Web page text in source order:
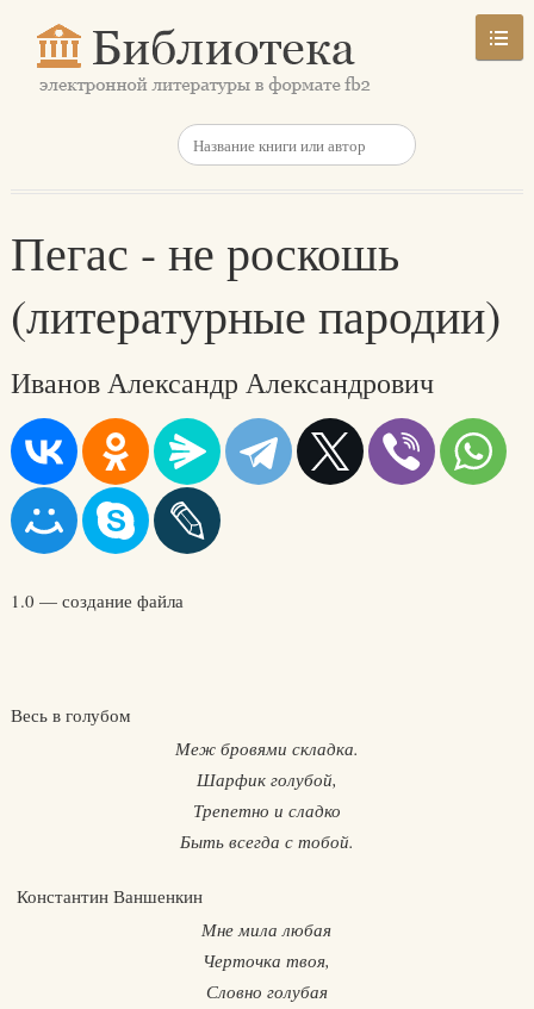
Пегас - не роскошь
(литературные пародии)
Иванов Александр Александрович
1.0 — создание файла
Весь в голубом
Меж бровями складка.
Шарфик голубой,
Трепетно и сладко
Быть всегда с тобой.
Константин Ваншенкин
Мне мила любая
Черточка твоя,
Словно голубая